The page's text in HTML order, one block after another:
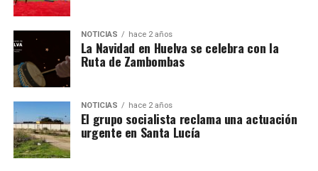
NOTICIAS hace 2 años
La Navidad en Huelva se celebra con la
Ruta de Zambombas
NOTICIAS hace 2 años
El grupo socialista reclama una actuación
urgente en Santa Lucía